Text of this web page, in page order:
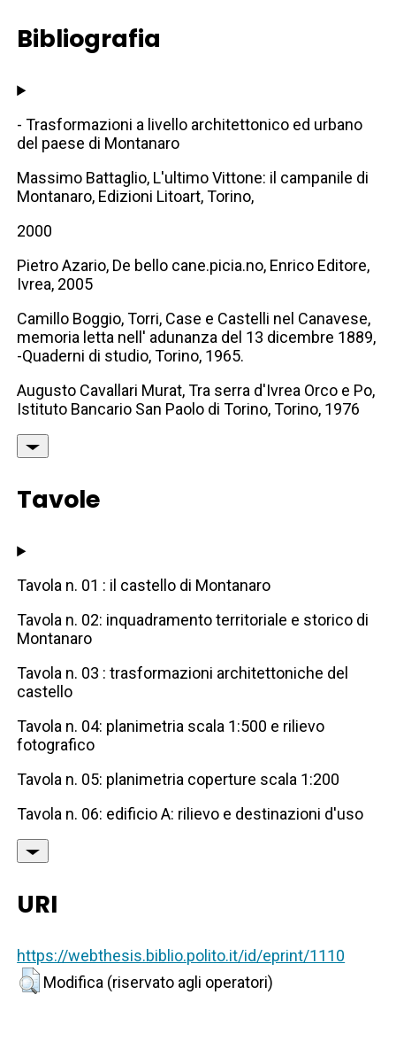
Bibliografia
- Trasformazioni a livello architettonico ed urbano
del paese di Montanaro
Massimo Battaglio, L'ultimo Vittone: il campanile di
Montanaro, Edizioni Litoart, Torino,
2000
Pietro Azario, De bello cane.picia.no, Enrico Editore,
Ivrea, 2005
Camillo Boggio, Torri, Case e Castelli nel Canavese,
memoria letta nell' adunanza del 13 dicembre 1889,
-Quaderni di studio, Torino, 1965.
Augusto Cavallari Murat, Tra serra d'Ivrea Orco e Po,
Istituto Bancario San Paolo di Torino, Torino, 1976
Tavole
Tavola n. 01 : il castello di Montanaro
Tavola n. 02: inquadramento territoriale e storico di
Montanaro
Tavola n. 03 : trasformazioni architettoniche del
castello
Tavola n. 04: planimetria scala 1:500 e rilievo
fotografico
Tavola n. 05: planimetria coperture scala 1:200
Tavola n. 06: edificio A: rilievo e destinazioni d'uso
URI
https://webthesis.biblio.polito.it/id/eprint/1110
Modifica (riservato agli operatori)